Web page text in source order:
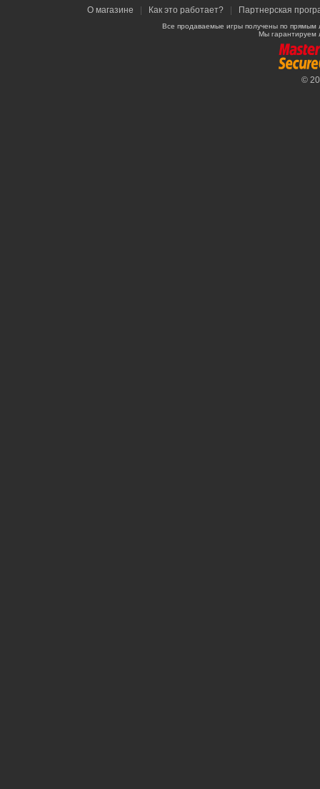
О магазине Как это работает? Партнерская
Все продаваемые игры получены по
Мы гарантируем
©